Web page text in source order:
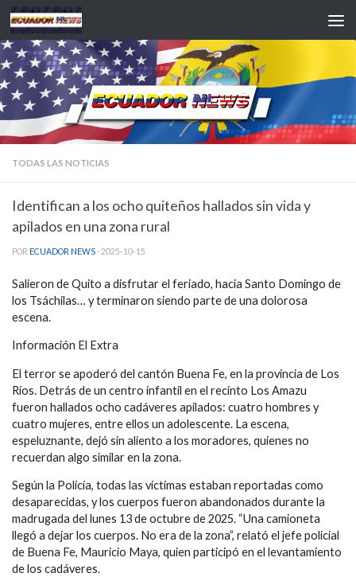
Saltar al contenido
TODAS LAS NOTICIAS
Identifican a los ocho quiteños hallados sin vida y
apilados en una zona rural
POR ECUADOR NEWS · 2025-10-15
Salieron de Quito a disfrutar el feriado, hacia Santo Domingo de
los Tsáchilas… y terminaron siendo parte de una dolorosa
escena.
Información El Extra
El terror se apoderó del cantón Buena Fe, en la provincia de Los
Ríos. Detrás de un centro infantil en el recinto Los Amazu
fueron hallados ocho cadáveres apilados: cuatro hombres y
cuatro mujeres, entre ellos un adolescente. La escena,
espeluznante, dejó sin aliento a los moradores, quienes no
recuerdan algo similar en la zona.
Según la Policía, todas las víctimas estaban reportadas como
desaparecidas, y los cuerpos fueron abandonados durante la
madrugada del lunes 13 de octubre de 2025. “Una camioneta
llegó a dejar los cuerpos. No era de la zona”, relató el jefe policial
de Buena Fe, Mauricio Maya, quien participó en el levantamiento
de los cadáveres.